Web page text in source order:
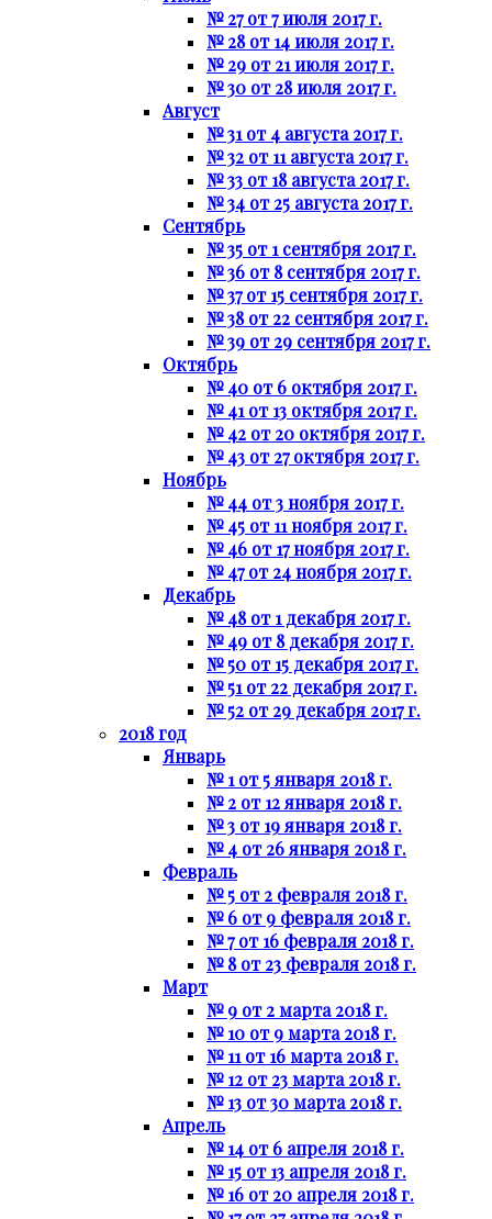
№ 27 от 7 июля 2017 г.
№ 28 от 14 июля 2017 г.
№ 29 от 21 июля 2017 г.
№ 30 от 28 июля 2017 г.
Август
№ 31 от 4 августа 2017 г.
№ 32 от 11 августа 2017 г.
№ 33 от 18 августа 2017 г.
№ 34 от 25 августа 2017 г.
Сентябрь
№ 35 от 1 сентября 2017 г.
№ 36 от 8 сентября 2017 г.
№ 37 от 15 сентября 2017 г.
№ 38 от 22 сентября 2017 г.
№ 39 от 29 сентября 2017 г.
Октябрь
№ 40 от 6 октября 2017 г.
№ 41 от 13 октября 2017 г.
№ 42 от 20 октября 2017 г.
№ 43 от 27 октября 2017 г.
Ноябрь
№ 44 от 3 ноября 2017 г.
№ 45 от 11 ноября 2017 г.
№ 46 от 17 ноября 2017 г.
№ 47 от 24 ноября 2017 г.
Декабрь
№ 48 от 1 декабря 2017 г.
№ 49 от 8 декабря 2017 г.
№ 50 от 15 декабря 2017 г.
№ 51 от 22 декабря 2017 г.
№ 52 от 29 декабря 2017 г.
2018 год
Январь
№ 1 от 5 января 2018 г.
№ 2 от 12 января 2018 г.
№ 3 от 19 января 2018 г.
№ 4 от 26 января 2018 г.
Февраль
№ 5 от 2 февраля 2018 г.
№ 6 от 9 февраля 2018 г.
№ 7 от 16 февраля 2018 г.
№ 8 от 23 февраля 2018 г.
Март
№ 9 от 2 марта 2018 г.
№ 10 от 9 марта 2018 г.
№ 11 от 16 марта 2018 г.
№ 12 от 23 марта 2018 г.
№ 13 от 30 марта 2018 г.
Апрель
№ 14 от 6 апреля 2018 г.
№ 15 от 13 апреля 2018 г.
№ 16 от 20 апреля 2018 г.